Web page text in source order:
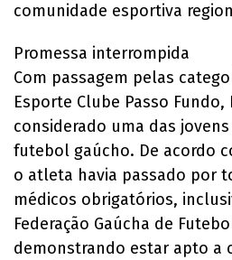
comunidade esportiva
Promessa interrompida
Com passagem pelas
Esporte Clube Passo Fundo,
considerado uma das
futebol gaúcho. De acordo
o atleta havia passado por
médicos obrigatórios,
Federação Gaúcha de
demonstrando estar apto a